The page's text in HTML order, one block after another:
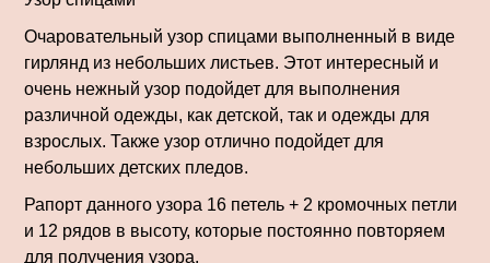
Очаровательный узор спицами выполненный в виде
гирлянд из небольших листьев. Этот интересный и
очень нежный узор подойдет для выполнения
различной одежды, как детской, так и одежды для
взрослых. Также узор отлично подойдет для
небольших детских пледов.
Рапорт данного узора 16 петель + 2 кромочных петли
и 12 рядов в высоту, которые постоянно повторяем
для получения узора.